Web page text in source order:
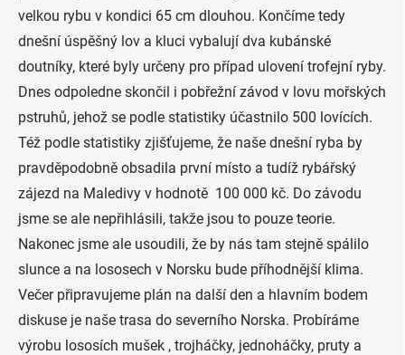
velkou rybu v kondici 65 cm dlouhou. Končíme tedy
dnešní úspěšný lov a kluci vybalují dva kubánské
doutníky, které byly určeny pro případ ulovení trofejní ryby.
Dnes odpoledne skončil i pobřežní závod v lovu mořských
pstruhů, jehož se podle statistiky účastnilo 500 lovících.
Též podle statistiky zjišťujeme, že naše dnešní ryba by
pravděpodobně obsadila první místo a tudíž rybářský
zájezd na Maledivy v hodnotě 100 000 kč. Do závodu
jsme se ale nepřihlásili, takže jsou to pouze teorie.
Nakonec jsme ale usoudili, že by nás tam stejně spálilo
slunce a na lososech v Norsku bude příhodnější klima.
Večer připravujeme plán na další den a hlavním bodem
diskuse je naše trasa do severního Norska. Probíráme
výrobu lososích mušek , trojháčky, jednoháčky, pruty a